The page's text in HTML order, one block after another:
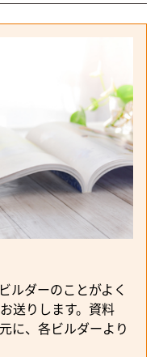
ルダーのことがよく
送りします。資料
に、各ビルダーより